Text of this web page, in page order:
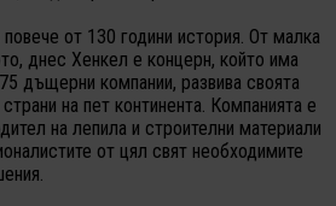
от 130 години история. От малка
днес Хенкел е концерн, който има
дъщерни компании, развива своята
на пет континента. Компанията е
на лепила и строителни материали
от цял свят необходимите